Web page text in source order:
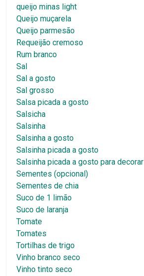
queijo minas light
Queijo muçarela
Queijo parmesão
Requeijão cremoso
Rum branco
Sal
Sal a gosto
Sal grosso
Salsa picada a gosto
Salsicha
Salsinha
Salsinha a gosto
Salsinha picada a gosto
Salsinha picada a gosto para decorar
Sementes (opcional)
Sementes de chia
Suco de 1 limão
Suco de laranja
Tomate
Tomates
Tortilhas de trigo
Vinho branco seco
Vinho tinto seco